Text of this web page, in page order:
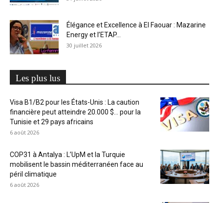
Élégance et Excellence à El Faouar : Mazarine
Energy et l’ETAP...
30 juillet 2026
Les plus lus
Visa B1/B2 pour les États-Unis : La caution
financière peut atteindre 20.000 $… pour la
Tunisie et 29 pays africains
6 août 2026
COP31 à Antalya : L’UpM et la Turquie
mobilisent le bassin méditerranéen face au
péril climatique
6 août 2026